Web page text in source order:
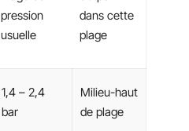
pression
usuelle
dans cette
plage
1,4 – 2,4
bar
Milieu-haut
de plage